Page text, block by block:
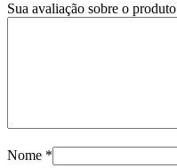
Sua avaliação sobre o produto
Nome *